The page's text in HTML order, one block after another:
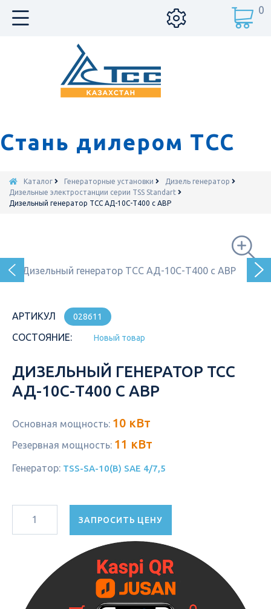
Стань дилером ТСС
0
Каталог Генераторные установки
Дизель генератор
Дизельные электростанции серии TSS Standart
Дизельный генератор ТСС АД-10С-Т400 с АВР
АРТИКУЛ 028611
СОСТОЯНИЕ: Новый товар
ДИЗЕЛЬНЫЙ ГЕНЕРАТОР ТСС
АД-10С-Т400 С АВР
Основная мощность: 10 кВт
Резервная мощность: 11 кВт
Генератор: TSS-SA-10(B) SAE 4/7,5
ЗАПРОСИТЬ ЦЕНУ